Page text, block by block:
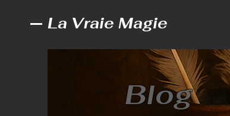
La Vraie Magie
Blog